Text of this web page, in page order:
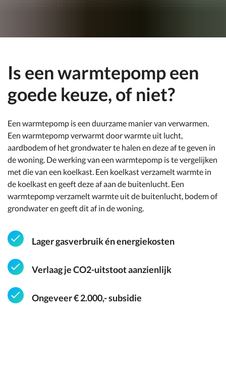
Is een warmtepomp een
goede keuze, of niet?
Een warmtepomp is een duurzame manier van verwarmen.
Een warmtepomp verwarmt door warmte uit lucht,
aardbodem of het grondwater te halen en deze af te geven in
de woning. De werking van een warmtepomp is te vergelijken
met die van een koelkast. Een koelkast verzamelt warmte in
de koelkast en geeft deze af aan de buitenlucht. Een
warmtepomp verzamelt warmte uit de buitenlucht, bodem of
grondwater en geeft dit af in de woning.
Lager gasverbruik én energiekosten
Verlaag je CO2-uitstoot aanzienlijk
Ongeveer € 2.000,- subsidie